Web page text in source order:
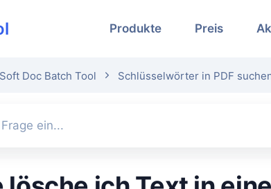
Produkte Preis
Doc Batch Tool Schlüsselwörter in PDF